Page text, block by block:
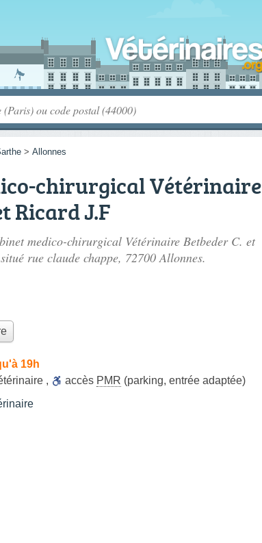
> Allonnes
chirurgical Vétérinaire
Ricard J.F
medico-chirurgical Vétérinaire Betbeder C. et
rue claude chappe, 72700 Allonnes.
19h
, accès PMR (parking, entrée adaptée)